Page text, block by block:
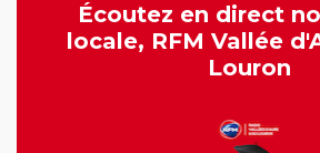
Écoutez en direct
locale, RFM Vallée
Louron